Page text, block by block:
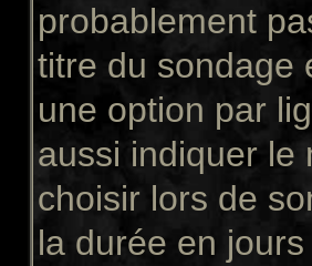
probablement
titre du sondage
une option par
aussi indiquer le
choisir lors de
la durée en